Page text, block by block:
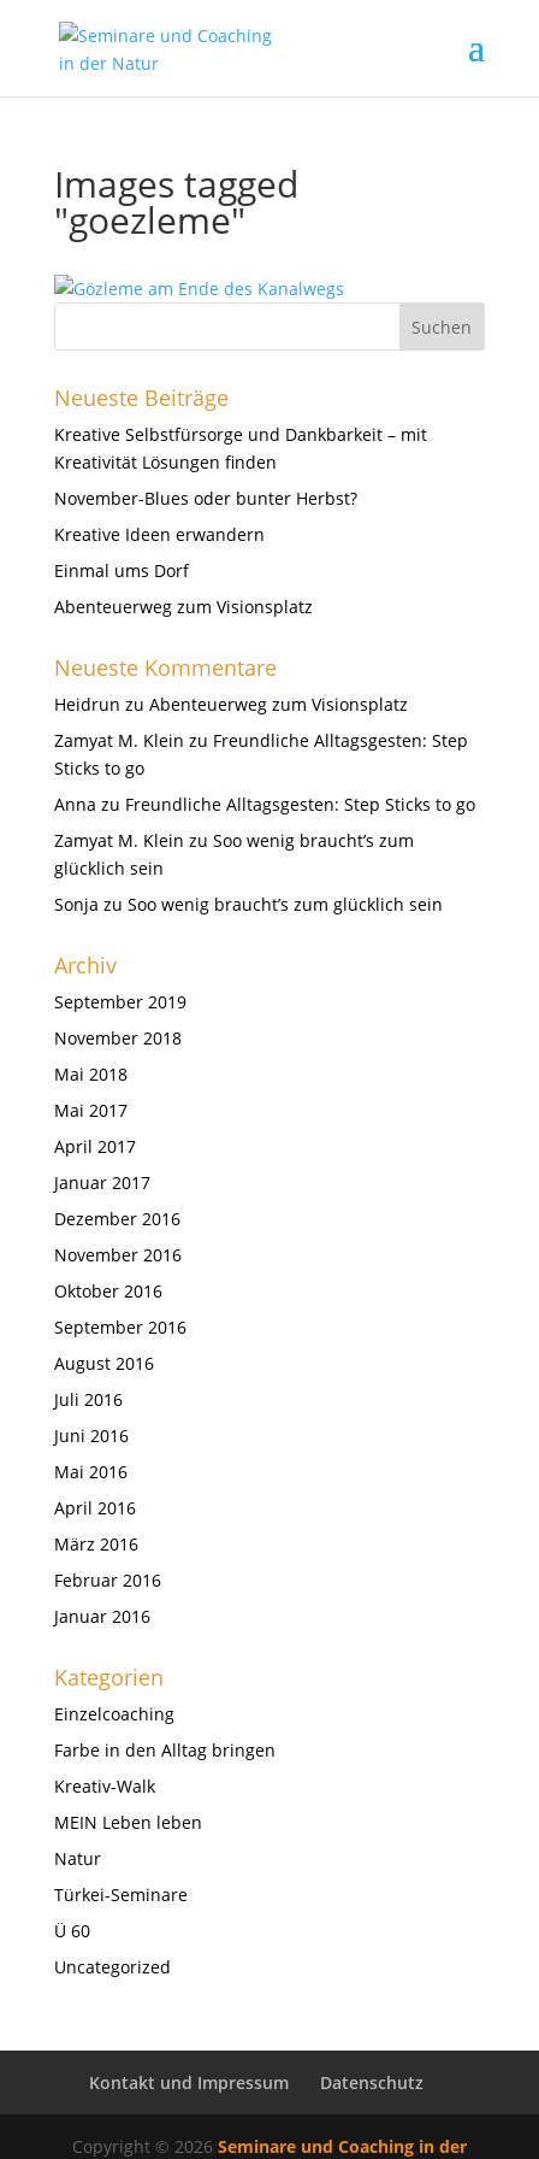
Images tagged
"goezleme"
Neueste Beiträge
Kreative Selbstfürsorge und Dankbarkeit – mit
Kreativität Lösungen finden
November-Blues oder bunter Herbst?
Kreative Ideen erwandern
Einmal ums Dorf
Abenteuerweg zum Visionsplatz
Neueste Kommentare
Heidrun zu Abenteuerweg zum Visionsplatz
Zamyat M. Klein zu Freundliche Alltagsgesten: Step
Sticks to go
Anna zu Freundliche Alltagsgesten: Step Sticks to go
Zamyat M. Klein zu Soo wenig braucht’s zum
glücklich sein
Sonja zu Soo wenig braucht’s zum glücklich sein
Archiv
September 2019
November 2018
Mai 2018
Mai 2017
April 2017
Januar 2017
Dezember 2016
November 2016
Oktober 2016
September 2016
August 2016
Juli 2016
Juni 2016
Mai 2016
April 2016
März 2016
Februar 2016
Januar 2016
Kategorien
Einzelcoaching
Farbe in den Alltag bringen
Kreativ-Walk
MEIN Leben leben
Natur
Türkei-Seminare
Ü 60
Uncategorized
Kontakt und Impressum Datenschutz
Copyright © 2026 Seminare und Coaching in der